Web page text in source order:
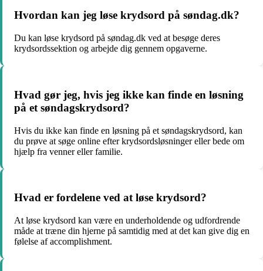
Hvordan kan jeg løse krydsord på søndag.dk?
Du kan løse krydsord på søndag.dk ved at besøge deres
krydsordssektion og arbejde dig gennem opgaverne.
Hvad gør jeg, hvis jeg ikke kan finde en løsning
på et søndagskrydsord?
Hvis du ikke kan finde en løsning på et søndagskrydsord, kan
du prøve at søge online efter krydsordsløsninger eller bede om
hjælp fra venner eller familie.
Hvad er fordelene ved at løse krydsord?
At løse krydsord kan være en underholdende og udfordrende
måde at træne din hjerne på samtidig med at det kan give dig en
følelse af accomplishment.